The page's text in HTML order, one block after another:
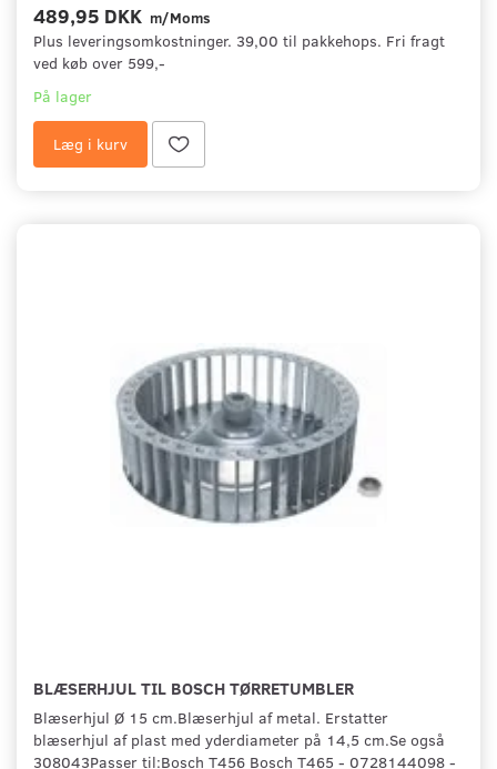
489,95 DKK m/Moms
Plus leveringsomkostninger. 39,00 til pakkehops. Fri fragt
ved køb over 599,-
På lager
Læg i kurv
BLÆSERHJUL TIL BOSCH TØRRETUMBLER
Blæserhjul Ø 15 cm.Blæserhjul af metal. Erstatter
blæserhjul af plast med yderdiameter på 14,5 cm.Se også
308043Passer til:Bosch T456 Bosch T465 - 0728144098 -